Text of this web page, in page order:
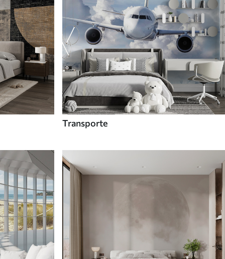
Transporte